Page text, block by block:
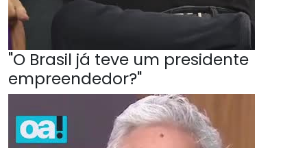
"O Brasil já teve um presidente
empreendedor?"